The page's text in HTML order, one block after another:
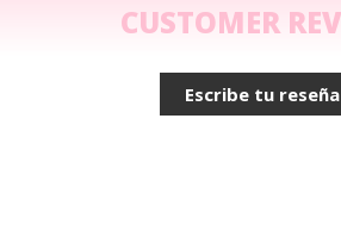
CUSTOMER
Escribe tu